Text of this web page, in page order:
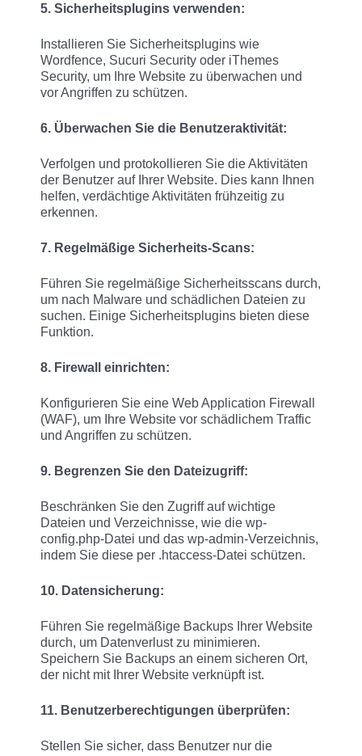
5. Sicherheitsplugins verwenden:
Installieren Sie Sicherheitsplugins wie
Wordfence, Sucuri Security oder iThemes
Security, um Ihre Website zu überwachen und
vor Angriffen zu schützen.
6. Überwachen Sie die Benutzeraktivität:
Verfolgen und protokollieren Sie die Aktivitäten
der Benutzer auf Ihrer Website. Dies kann Ihnen
helfen, verdächtige Aktivitäten frühzeitig zu
erkennen.
7. Regelmäßige Sicherheits-Scans:
Führen Sie regelmäßige Sicherheitsscans durch,
um nach Malware und schädlichen Dateien zu
suchen. Einige Sicherheitsplugins bieten diese
Funktion.
8. Firewall einrichten:
Konfigurieren Sie eine Web Application Firewall
(WAF), um Ihre Website vor schädlichem Traffic
und Angriffen zu schützen.
9. Begrenzen Sie den Dateizugriff:
Beschränken Sie den Zugriff auf wichtige
Dateien und Verzeichnisse, wie die wp-
config.php-Datei und das wp-admin-Verzeichnis,
indem Sie diese per .htaccess-Datei schützen.
10. Datensicherung:
Führen Sie regelmäßige Backups Ihrer Website
durch, um Datenverlust zu minimieren.
Speichern Sie Backups an einem sicheren Ort,
der nicht mit Ihrer Website verknüpft ist.
11. Benutzerberechtigungen überprüfen:
Stellen Sie sicher, dass Benutzer nur die